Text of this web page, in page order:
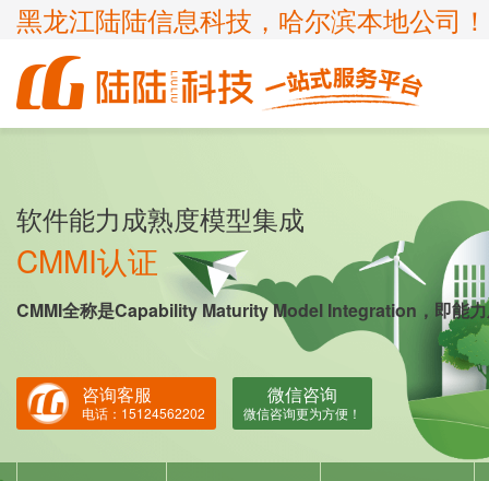
黑龙江陆陆信息科技，哈尔滨本地公司！
企业服务
申请办理条件
ISP许可证
呼叫中心业务
宽带运营商
外资经营电信业务
诊所备案
知识产权
申请办理条件
商标疑难
商标变更
认证服务
申请办理条件
ISO14001
ISO45001
ISO27001
ISO20000
FSC森林认证
项目申报
申请办理条件
国家高新企业复审
专精特新
科小企评咨询服务
软件能力成熟度模型集成
CMMI认证
CMMI全称是Capability Maturity Model Integration，即能
咨询客服
电话：15124562202
微信咨询
微信咨询更为方便！